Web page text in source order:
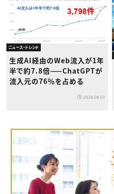
ニュース・トレンド
生成AI経由のWeb流入が1年
半で約7.8倍——ChatGPTが
流入元の76％を占める
2026.08.07